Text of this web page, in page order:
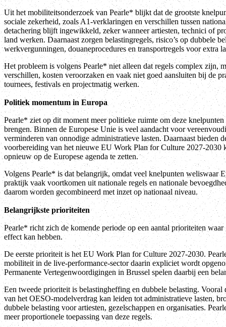
Uit het mobiliteitsonderzoek van Pearle* blijkt dat de grootste
sociale zekerheid, zoals A1-verklaringen en verschillen tussen
detachering blijft ingewikkeld, zeker wanneer artiesten, technici of
land werken. Daarnaast zorgen belastingregels, risico’s op dubbele
werkvergunningen, douaneprocedures en transportregels voor extra
Het probleem is volgens Pearle* niet alleen dat regels complex zijn,
verschillen, kosten veroorzaken en vaak niet goed aansluiten bij de
tournees, festivals en projectmatig werken.
Politiek momentum in Europa
Pearle* ziet op dit moment meer politieke ruimte om deze
brengen. Binnen de Europese Unie is veel aandacht voor
verminderen van onnodige administratieve lasten. Daarnaast bieden
voorbereiding van het nieuwe EU Work Plan for Culture 2027-2030
opnieuw op de Europese agenda te zetten.
Volgens Pearle* is dat belangrijk, omdat veel knelpunten weliswaar
praktijk vaak voortkomen uit nationale regels en nationale
daarom worden gecombineerd met inzet op nationaal niveau.
Belangrijkste prioriteiten
Pearle* richt zich de komende periode op een aantal prioriteiten waar
effect kan hebben.
De eerste prioriteit is het EU Work Plan for Culture 2027-2030.
mobiliteit in de live-performance-sector daarin expliciet wordt
Permanente Vertegenwoordigingen in Brussel spelen daarbij een
Een tweede prioriteit is belastingheffing en dubbele belasting. Vooral
van het OESO-modelverdrag kan leiden tot administratieve lasten,
dubbele belasting voor artiesten, gezelschappen en organisaties.
meer proportionele toepassing van deze regels.